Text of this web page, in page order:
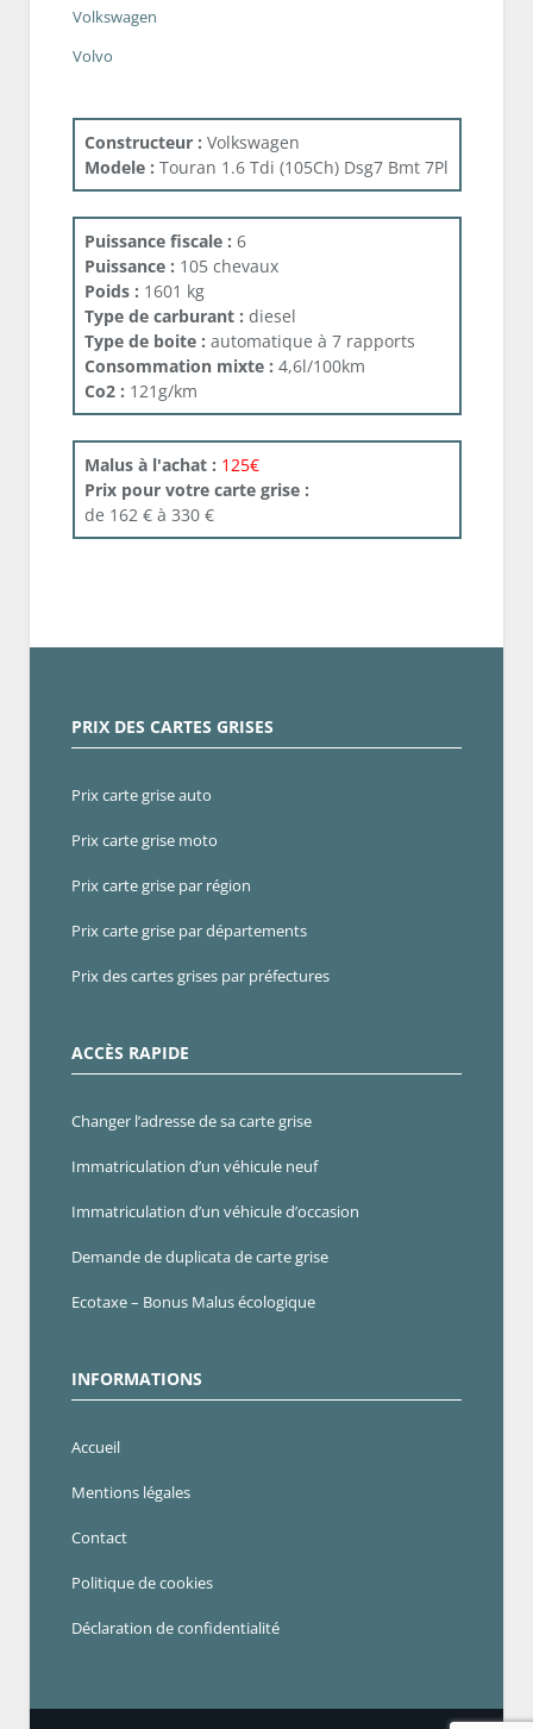
Volkswagen
Volvo
Constructeur : Volkswagen
Modele : Touran 1.6 Tdi (105Ch) Dsg7 Bmt 7Pl
Puissance fiscale : 6
Puissance : 105 chevaux
Poids : 1601 kg
Type de carburant : diesel
Type de boite : automatique à 7 rapports
Consommation mixte : 4,6l/100km
Co2 : 121g/km
Malus à l'achat : 125€
Prix pour votre carte grise :
de 162 € à 330 €
PRIX DES CARTES GRISES
Prix carte grise auto
Prix carte grise moto
Prix carte grise par région
Prix carte grise par départements
Prix des cartes grises par préfectures
ACCÈS RAPIDE
Changer l’adresse de sa carte grise
Immatriculation d’un véhicule neuf
Immatriculation d’un véhicule d’occasion
Demande de duplicata de carte grise
Ecotaxe – Bonus Malus écologique
INFORMATIONS
Accueil
Mentions légales
Contact
Politique de cookies
Déclaration de confidentialité